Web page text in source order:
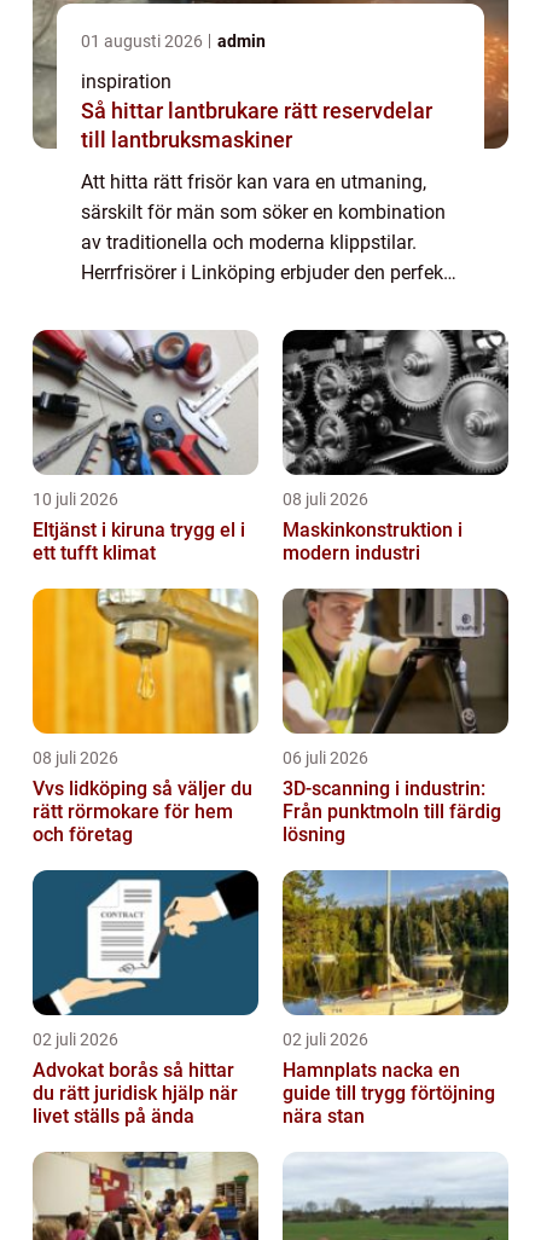
01 augusti 2026 admin
inspiration
Så hittar lantbrukare rätt reservdelar
till lantbruksmaskiner
Att hitta rätt frisör kan vara en utmaning,
särskilt för män som söker en kombination
av traditionella och moderna klippstilar.
Herrfrisörer i Linköping erbjuder den perfekta
10 juli 2026
Eltjänst i kiruna trygg el i
ett tufft klimat
08 juli 2026
Maskinkonstruktion i
modern industri
08 juli 2026
Vvs lidköping så väljer du
rätt rörmokare för hem
och företag
06 juli 2026
3D-scanning i industrin:
Från punktmoln till färdig
lösning
02 juli 2026
Advokat borås så hittar
du rätt juridisk hjälp när
livet ställs på ända
02 juli 2026
Hamnplats nacka en
guide till trygg förtöjning
nära stan